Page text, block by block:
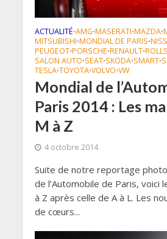
ACTUALITÉ•AMG•MASERATI•MAZDA•
MITSUBISHI•MONDIAL DE PARIS•
PEUGEOT•PORSCHE•RENAULT•
SALON AUTO•SEAT•SKODA•SMART•
TESLA•TOYOTA•VOLVO•VW
Mondial de
Paris 2014 : Les
M à Z
4 octobre 2014
Suite de notre reportage
de l’Automobile de Paris, voici
à Z après celle de A à L. Les
de cœurs...